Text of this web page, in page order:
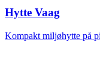
Hytte Vaag
Kompakt miljøhytte på